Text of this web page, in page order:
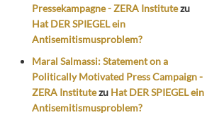
Pressekampagne - ZERA Institutezu
Hat DER SPIEGEL ein
Antisemitismusproblem?
Maral Salmassi: Statement on a
Politically Motivated Press Campaign -
ZERA Institutezu Hat DER SPIEGEL ein
Antisemitismusproblem?